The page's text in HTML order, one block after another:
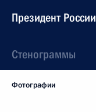
Президент России
Стенограммы
Фотографии